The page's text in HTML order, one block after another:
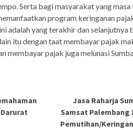
Serta bagi masyarakat yang
program keringanan
adalah yang terakhir dan selanjutnya
itu dengan taat membayar pajak
membayar pajak juga melunasi
Jasa Raharja
Samsat Palembang
Pemutihan/